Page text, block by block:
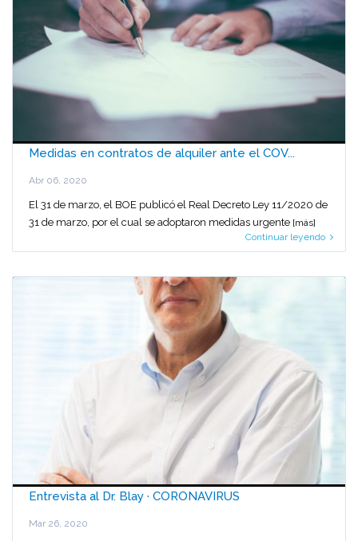
Medidas en contratos de alquiler ante el COV...
Abr 06, 2020
El 31 de marzo, el BOE publicó el Real Decreto Ley 11/2020 de
31 de marzo, por el cual se adoptaron medidas urgente [más]
Continuar leyendo
Entrevista al Dr. Blay · CORONAVIRUS
Mar 26, 2020